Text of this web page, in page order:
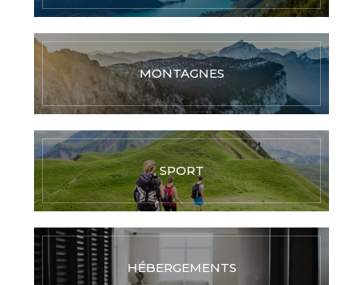
MONTAGNES
SPORT
HÉBERGEMENTS